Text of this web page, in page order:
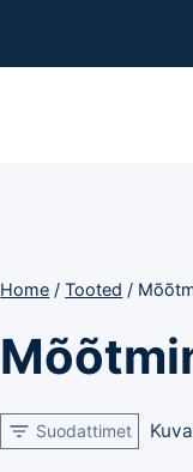
Home / Tooted /
Suodattimet